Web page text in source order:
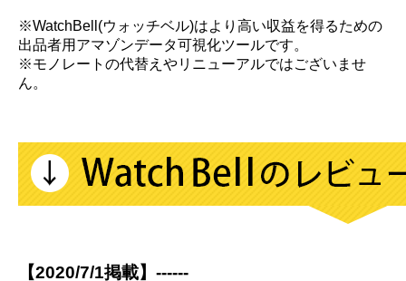
※WatchBell(ウォッチベル)はより高い収益を得るための
出品者用アマゾンデータ可視化ツールです。
※モノレートの代替えやリニューアルではございませ
ん。
【2020/7/1掲載】------